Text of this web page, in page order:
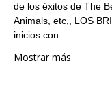
de los éxitos de The
Animals, etc,, LOS
inicios con…
Mostrar más